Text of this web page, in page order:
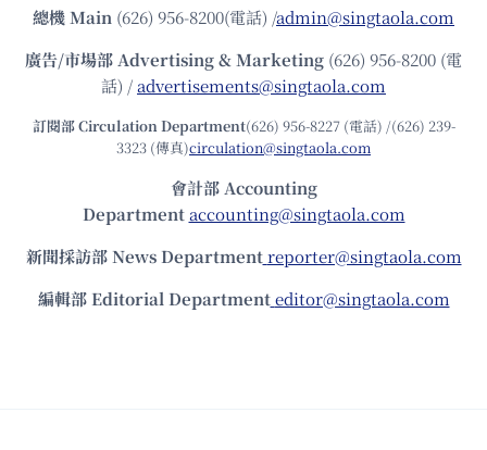
總機Main (626) 956-8200(電話) /admin@singtaola.com
廣告/市場部Advertising & Marketing (626) 956-8200 (電
話) /advertisements@singtaola.com
訂閱部 Circulation Department(626) 956-8227 (電話) /(626) 239-
3323 (傳真)circulation@singtaola.com
會計部 Accounting
Department accounting@singtaola.com
新聞採訪部 News Department reporter@singtaola.com
編輯部 Editorial Department editor@singtaola.com